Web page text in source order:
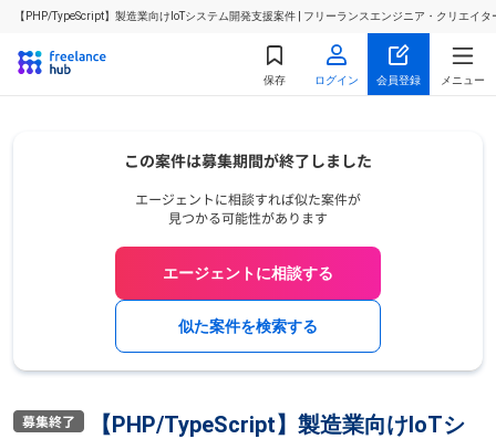
【PHP/TypeScript】製造業向けIoTシステム開発支援案件 | フリーランスエンジニア・クリエイ
保存 ログイン 会員登録 メニュー
エージェントに相談する
似た案件を検索する
【PHP/TypeScript】製造業向けIoTシ